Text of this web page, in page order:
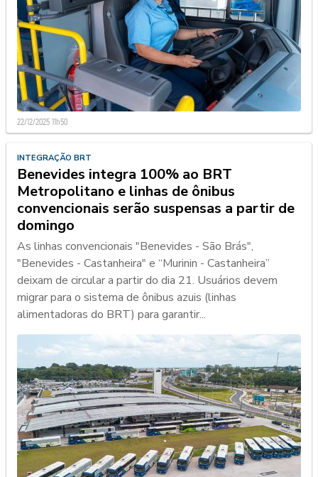
22/12/2025 11h50
INTEGRAÇÃO BRT
Benevides integra 100% ao BRT
Metropolitano e linhas de ônibus
convencionais serão suspensas a partir de
domingo
As linhas convencionais "Benevides - São Brás",
"Benevides - Castanheira" e “Murinin - Castanheira”
deixam de circular a partir do dia 21. Usuários devem
migrar para o sistema de ônibus azuis (linhas
alimentadoras do BRT) para garantir...